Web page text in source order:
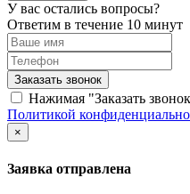
У вас остались вопросы?
Ответим в течение 10 минут
Заказать звонок
Нажимая "Заказать
Политикой
×
Заявка отправлена